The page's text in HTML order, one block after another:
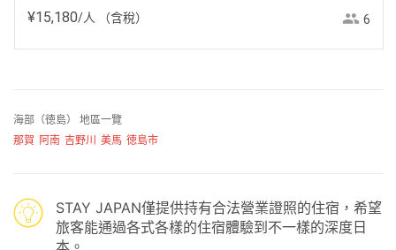
¥15,180/人 （含稅） 6
海部（徳島） 地區一覽
那賀 阿南 吉野川 美馬 徳島市
STAY JAPAN僅提供持有合法營業證照的住宿，希望
旅客能通過各式各樣的住宿體驗到不一樣的深度日
本。